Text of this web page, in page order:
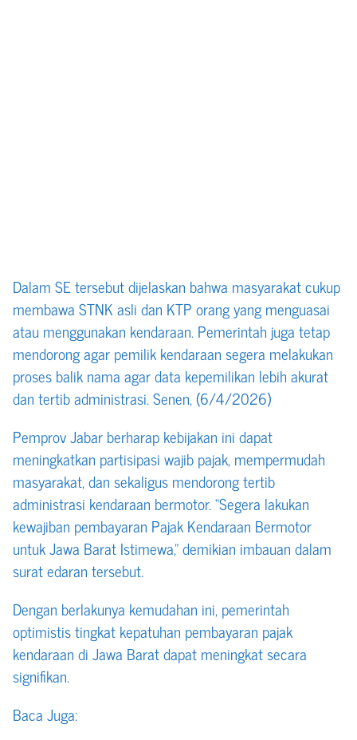
Dalam SE tersebut dijelaskan bahwa masyarakat cukup
membawa STNK asli dan KTP orang yang menguasai
atau menggunakan kendaraan. Pemerintah juga tetap
mendorong agar pemilik kendaraan segera melakukan
proses balik nama agar data kepemilikan lebih akurat
dan tertib administrasi. Senen, (6/4/2026)
Pemprov Jabar berharap kebijakan ini dapat
meningkatkan partisipasi wajib pajak, mempermudah
masyarakat, dan sekaligus mendorong tertib
administrasi kendaraan bermotor. “Segera lakukan
kewajiban pembayaran Pajak Kendaraan Bermotor
untuk Jawa Barat Istimewa,” demikian imbauan dalam
surat edaran tersebut.
Dengan berlakunya kemudahan ini, pemerintah
optimistis tingkat kepatuhan pembayaran pajak
kendaraan di Jawa Barat dapat meningkat secara
signifikan.
Baca Juga: